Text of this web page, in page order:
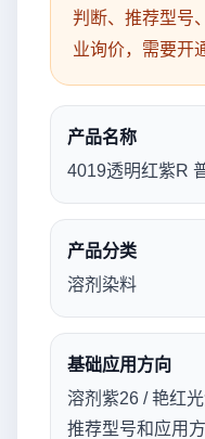
判断、推荐型号
业询价，需要开
产品名称
4019透明红紫R
产品分类
溶剂染料
基础应用方向
溶剂紫26 / 艳红
推荐型号和应用